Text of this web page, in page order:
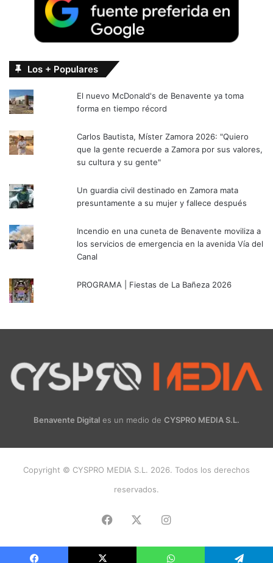
Los + Populares
El nuevo McDonald's de Benavente ya toma
forma en tiempo récord
Carlos Bautista, Míster Zamora 2026: "Quiero
que la gente recuerde a Zamora por sus valores,
su cultura y su gente"
Un guardia civil destinado en Zamora mata
presuntamente a su mujer y fallece después
Incendio en una cuneta de Benavente moviliza a
los servicios de emergencia en la avenida Vía del
Canal
PROGRAMA | Fiestas de La Bañeza 2026
Benavente Digital es un medio de CYSPRO MEDIA S.L.
Copyright © CYSPRO MEDIA S.L. 2026. Todos los derechos
reservados.
Facebook Instagram